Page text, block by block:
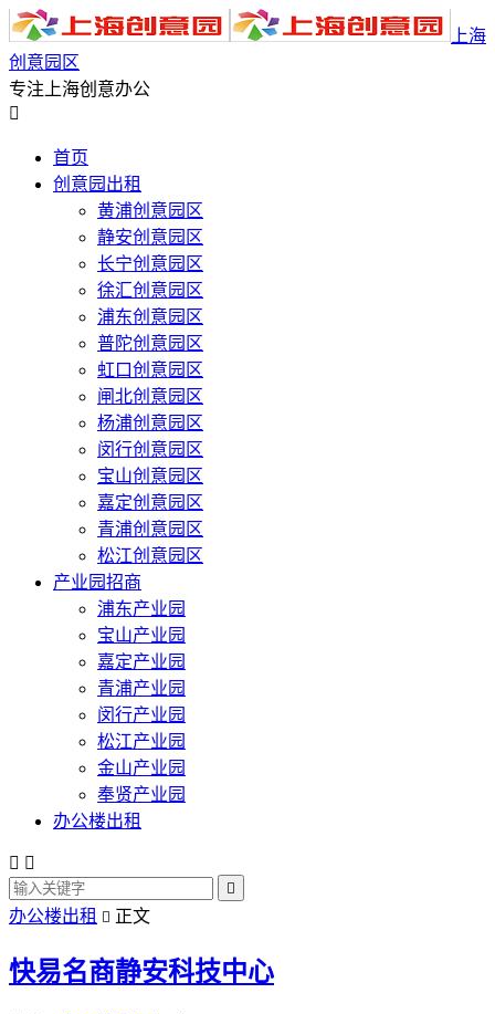
上海
创意园区
专注上海创意办公

首页
创意园出租
黄浦创意园区
静安创意园区
长宁创意园区
徐汇创意园区
浦东创意园区
普陀创意园区
虹口创意园区
闸北创意园区
杨浦创意园区
闵行创意园区
宝山创意园区
嘉定创意园区
青浦创意园区
松江创意园区
产业园招商
浦东产业园
宝山产业园
嘉定产业园
青浦产业园
闵行产业园
松江产业园
金山产业园
奉贤产业园
办公楼出租
 

办公楼出租  正文
快易名商静安科技中心